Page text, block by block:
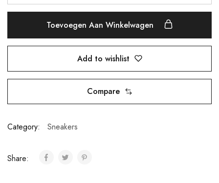
Toevoegen Aan Winkelwagen
Add to wishlist
Compare
Category: Sneakers
Share: